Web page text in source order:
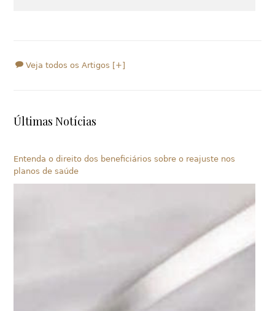
Veja todos os Artigos [+]
Últimas Notícias
Entenda o direito dos beneficiários sobre o reajuste nos
planos de saúde